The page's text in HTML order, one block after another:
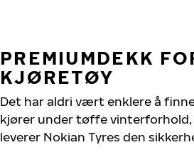
PREMIUMDEKK
KJØRETØY
Det har aldri vært enklere å
kjører under tøffe vinterforhold,
leverer Nokian Tyres den